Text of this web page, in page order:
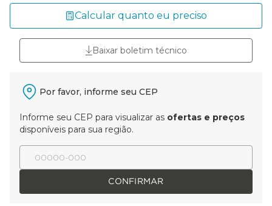
Calcular quanto eu preciso
Baixar boletim técnico
Por favor, informe seu CEP
Informe seu CEP para visualizar as ofertas e preços
disponíveis para sua região.
CONFIRMAR